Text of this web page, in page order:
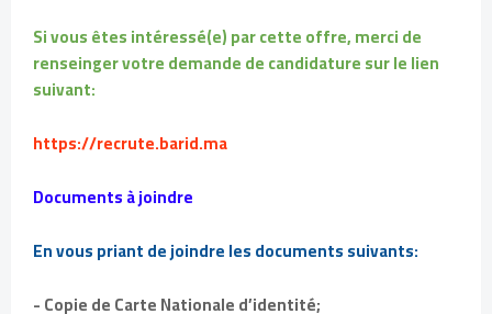
Si vous êtes intéressé(e) par cette offre, merci de
renseinger votre demande de candidature sur le lien
suivant:
https://recrute.barid.ma
Documents à joindre
En vous priant de joindre les documents suivants:
- Copie de Carte Nationale d’identité;